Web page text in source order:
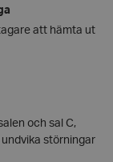
att hämta ut
och sal C,
störningar